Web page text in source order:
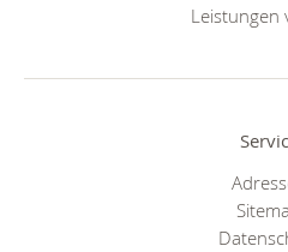
Leistungen